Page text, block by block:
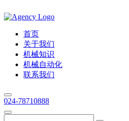
首页
关于我们
机械知识
机械自动化
联系我们
024-78710888